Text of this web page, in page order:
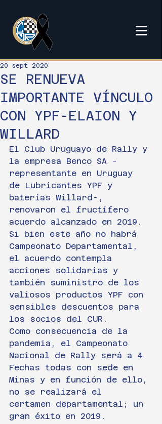
SE RENUEVA
IMPORTANTE VÍNCULO
CON YPF-ELAION Y
WILLARD
20 sept 2020
El Club Uruguayo de Rally y
la empresa Benco SA -
representante en Uruguay
de Lubricantes YPF y
baterías Willard-,
renovaron el fructífero
acuerdo alcanzado en 2019.
Si bien este año no habrá
Campeonato Departamental,
el acuerdo contempla
acciones solidarias y
también suministro de los
valiosos productos YPF con
sensibles descuentos para
los socios del CUR.
Como consecuencia de la
pandemia, el Campeonato
Nacional de Rally será a 4
Fechas todas con sede en
Minas y en función de ello,
no se realizará el
certamen departamental; un
gran éxito en 2019.